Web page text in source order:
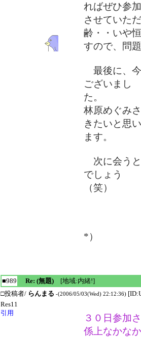
ればぜひ参加
させていた
齢・・いや
すので、問
最後に、今
ございまし
た。
林原めぐみ
きたいと思い
ます。
次に会うと
でしょう
（笑）
*）
■989 Re: (無題)[地域:内緒!]
□投稿者/ らんまる -(2006/05/03(Wed) 22:12:36)
Res11
引用
３０日参加
係上なかなか